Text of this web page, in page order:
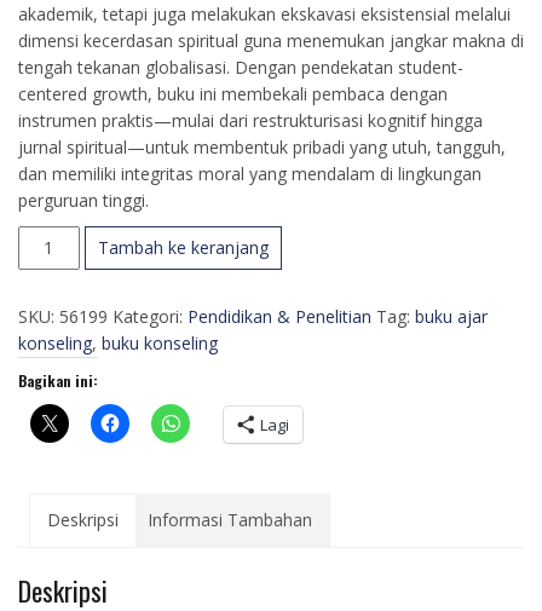
akademik, tetapi juga melakukan ekskavasi eksistensial melalui
dimensi kecerdasan spiritual guna menemukan jangkar makna di
tengah tekanan globalisasi. Dengan pendekatan student-
centered growth, buku ini membekali pembaca dengan
instrumen praktis—mulai dari restrukturisasi kognitif hingga
jurnal spiritual—untuk membentuk pribadi yang utuh, tangguh,
dan memiliki integritas moral yang mendalam di lingkungan
perguruan tinggi.
Kuantitas
Buku
Konseling
Kognitif
Perilaku
Teknik
Self-
Management
Tambah ke keranjang
SKU: 56199 Kategori: Pendidikan & Penelitian Tag: buku ajar
konseling, buku konseling
Bagikan ini:
Lagi
Deskripsi Informasi Tambahan
Deskripsi